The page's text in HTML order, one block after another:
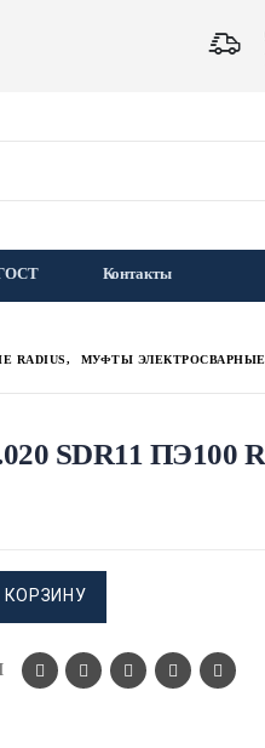
Контакты
RADIUS, МУФТЫ ЭЛЕКТРОСВАРНЫЕ
SDR11 ПЭ100
КОРЗИНУ